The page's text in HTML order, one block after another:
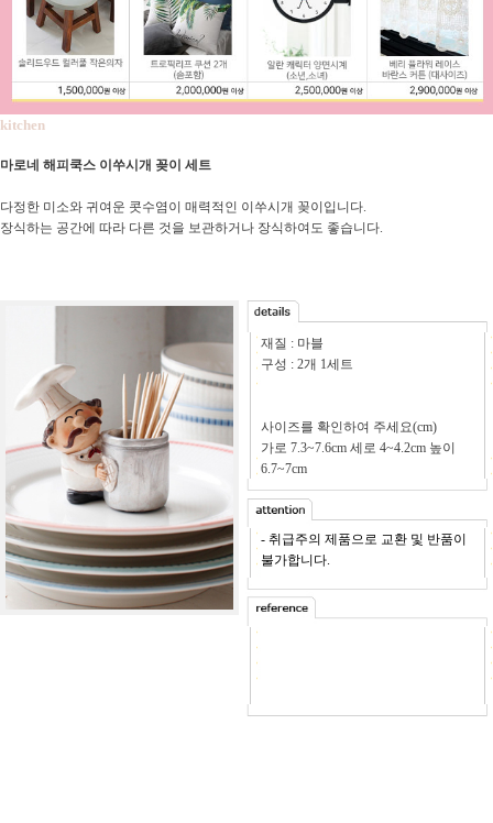
kitchen
마로네 해피쿡스 이쑤시개 꽂이 세트
다정한 미소와 귀여운 콧수염이 매력적인 이쑤시개 꽂이입니다.
장식하는 공간에 따라 다른 것을 보관하거나 장식하여도 좋습니다.
재질 : 마블
구성 : 2개 1세트
사이즈를 확인하여 주세요(cm)
가로 7.3~7.6cm 세로 4~4.2cm 높이
6.7~7cm
- 취급주의 제품으로 교환 및 반품이
불가합니다.